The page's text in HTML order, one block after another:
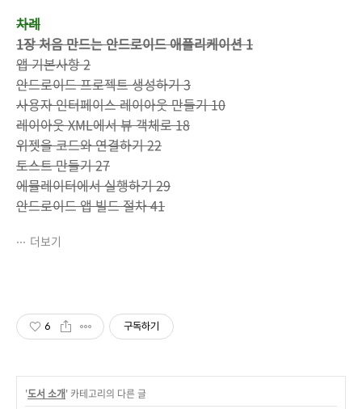
차례
1장 처음 만드는 안드로이드 애플리케이션 1
앱 기본사항 2
안드로이드 프로젝트 생성하기 3
사용자 인터페이스 레이아웃 만들기 10
레이아웃 XML에서 뷰 객체로 18
위젯을 코드와 연결하기 22
토스트 만들기 27
에뮬레이터에서 실행하기 29
안드로이드 앱 빌드 절차 41
더보기
6 구독하기
'도서 소개' 카테고리의 다른 글